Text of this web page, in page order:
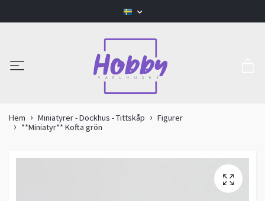
Hem Miniatyrer - Dockhus - Tittskåp
Figurer
**Miniatyr** Kofta grön